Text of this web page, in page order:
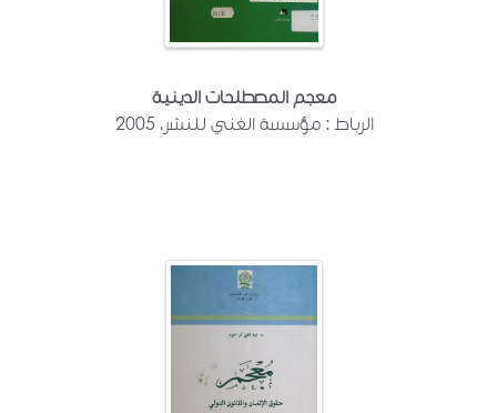
معجم المصطلحات الدينية
الرباط : مؤسسة الغني للنشر، 2005